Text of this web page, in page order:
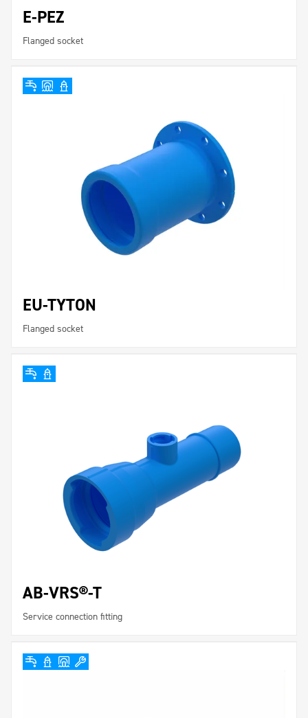
E-PEZ
Flanged socket
EU-TYTON
Flanged socket
AB-VRS®-T
Service connection fitting